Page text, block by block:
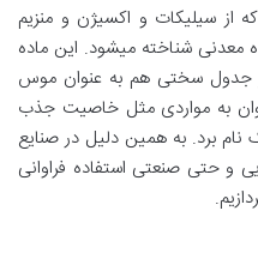
سیلیکات و اکسیژن و منزیم
معدنی شناخته میشود. این ماده
جدول سختی هم به عنوان موس
به مواردی مثل خاصیت جذب
برد. به همین دلیل در صنایع
و حتی صنعتی استفاده فراوانی